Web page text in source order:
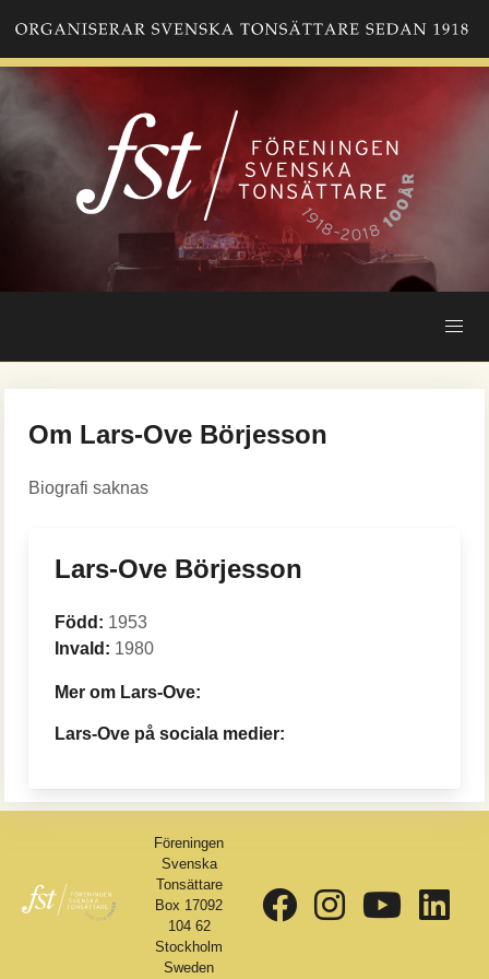
till
huvudinnehåll
Om Lars-Ove Börjesson
Biografi saknas
Lars-Ove Börjesson
Född: 1953
Invald: 1980
Mer om Lars-Ove:
Lars-Ove på sociala medier:
Föreningen
Svenska
Tonsättare
Box 17092
104 62
Stockholm
Sweden